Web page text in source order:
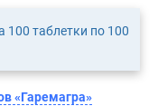
100 таблетки по 100
«Гаремагра»